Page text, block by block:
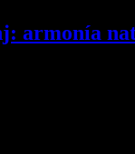
armonía